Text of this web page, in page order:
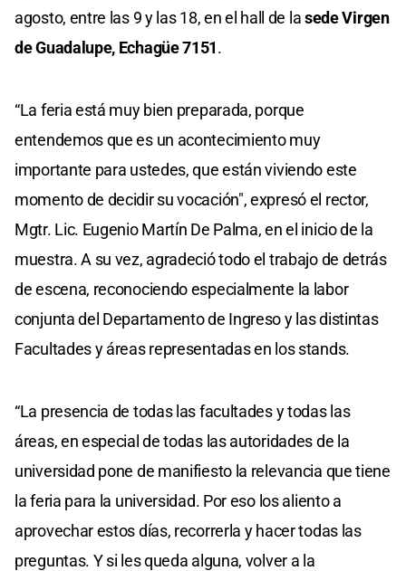
agosto, entre las 9 y las 18, en el hall de lasede Virgen
de Guadalupe, Echagüe 7151.
“La feria está muy bien preparada, porque
entendemos que es un acontecimiento muy
importante para ustedes, que están viviendo este
momento de decidir su vocación", expresó el rector,
Mgtr. Lic. Eugenio Martín De Palma, en el inicio de la
muestra. A su vez, agradeció todo el trabajo de detrás
de escena, reconociendo especialmente la labor
conjunta del Departamento de Ingreso y las distintas
Facultades y áreas representadas en los stands.
“La presencia de todas las facultades y todas las
áreas, en especial de todas las autoridades de la
universidad pone de manifiesto la relevancia que tiene
la feria para la universidad. Por eso los aliento a
aprovechar estos días, recorrerla y hacer todas las
preguntas. Y si les queda alguna, volver a la